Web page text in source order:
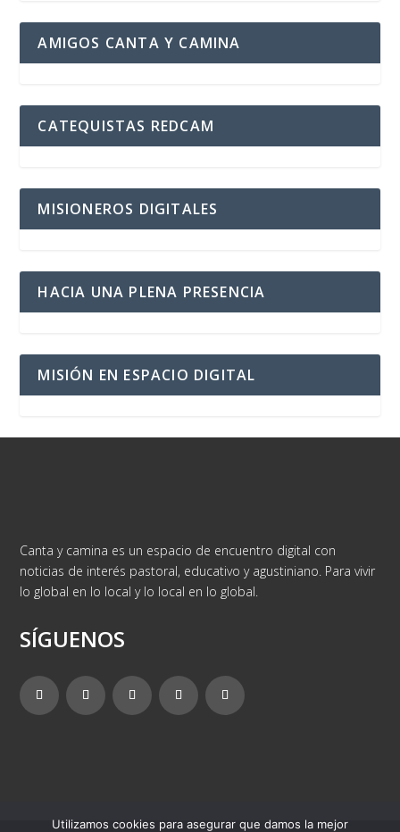
AMIGOS CANTA Y CAMINA
CATEQUISTAS REDCAM
MISIONEROS DIGITALES
HACIA UNA PLENA PRESENCIA
MISIÓN EN ESPACIO DIGITAL
Canta y camina es un espacio de encuentro digital con
noticias de interés pastoral, educativo y agustiniano. Para vivir
lo global en lo local y lo local en lo global.
SÍGUENOS
Utilizamos cookies para asegurar que damos la mejor